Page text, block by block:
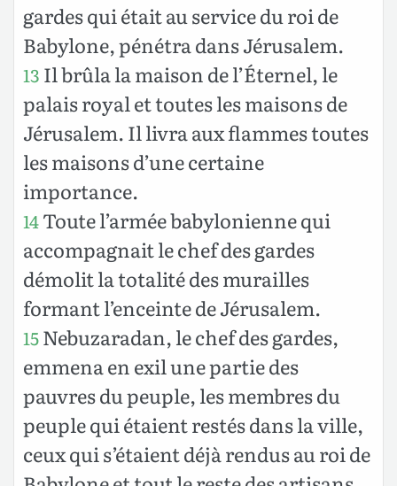
gardes qui était au service du roi de
Babylone, pénétra dans Jérusalem.
13 Il brûla la maison de l’Éternel, le
palais royal et toutes les maisons de
Jérusalem. Il livra aux flammes toutes
les maisons d’une certaine
importance.
14Toute l’armée babylonienne qui
accompagnait le chef des gardes
démolit la totalité des murailles
formant l’enceinte de Jérusalem.
15Nebuzaradan, le chef des gardes,
emmena en exil une partie des
pauvres du peuple, les membres du
peuple qui étaient restés dans la ville,
ceux qui s’étaient déjà rendus au roi de